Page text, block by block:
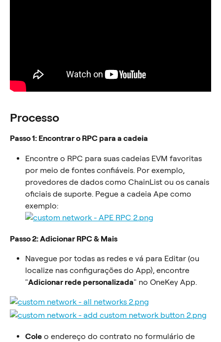
Processo
Passo 1: Encontrar o RPC para a cadeia
Encontre o RPC para suas cadeias EVM favoritas
por meio de fontes confiáveis. Por exemplo,
provedores de dados como ChainList ou os canais
oficiais de suporte. Pegue a cadeia Ape como
exemplo:
Passo 2: Adicionar RPC & Mais
Navegue por todas as redes e vá para Editar (ou
localize nas configurações do App), encontre
"Adicionar rede personalizada" no OneKey App.
Cole o endereço do contrato no formulário de